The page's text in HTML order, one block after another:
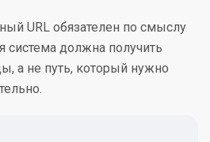
URL обязателен по смыслу
система должна получить
а не путь, который нужно